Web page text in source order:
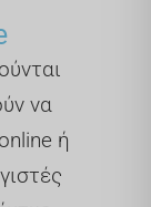
να
ή